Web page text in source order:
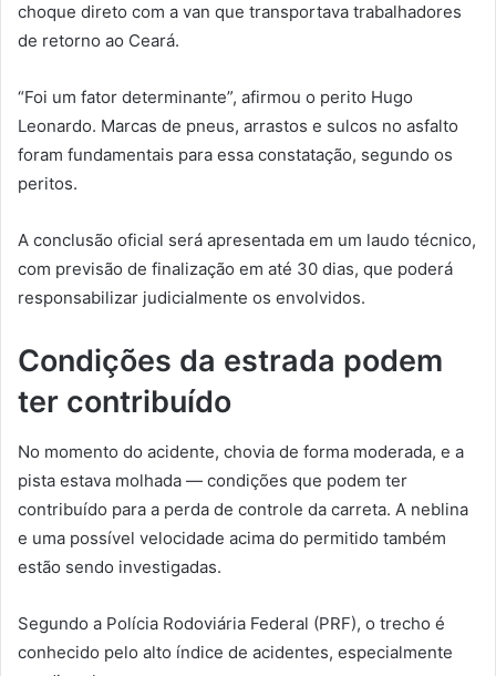
choque direto com a van que transportava trabalhadores
de retorno ao Ceará.
“Foi um fator determinante”, afirmou o perito Hugo
Leonardo. Marcas de pneus, arrastos e sulcos no asfalto
foram fundamentais para essa constatação, segundo os
peritos.
A conclusão oficial será apresentada em um laudo técnico,
com previsão de finalização em até 30 dias, que poderá
responsabilizar judicialmente os envolvidos.
Condições da estrada podem
ter contribuído
No momento do acidente, chovia de forma moderada, e a
pista estava molhada — condições que podem ter
contribuído para a perda de controle da carreta. A neblina
e uma possível velocidade acima do permitido também
estão sendo investigadas.
Segundo a Polícia Rodoviária Federal (PRF), o trecho é
conhecido pelo alto índice de acidentes, especialmente